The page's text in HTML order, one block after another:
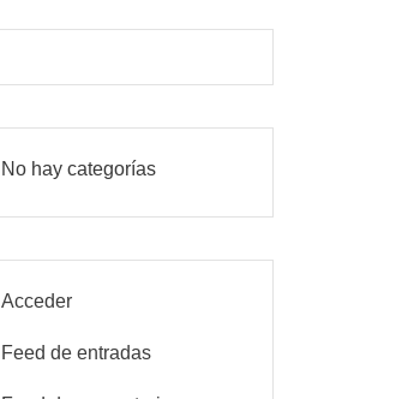
No hay categorías
Acceder
Feed de entradas